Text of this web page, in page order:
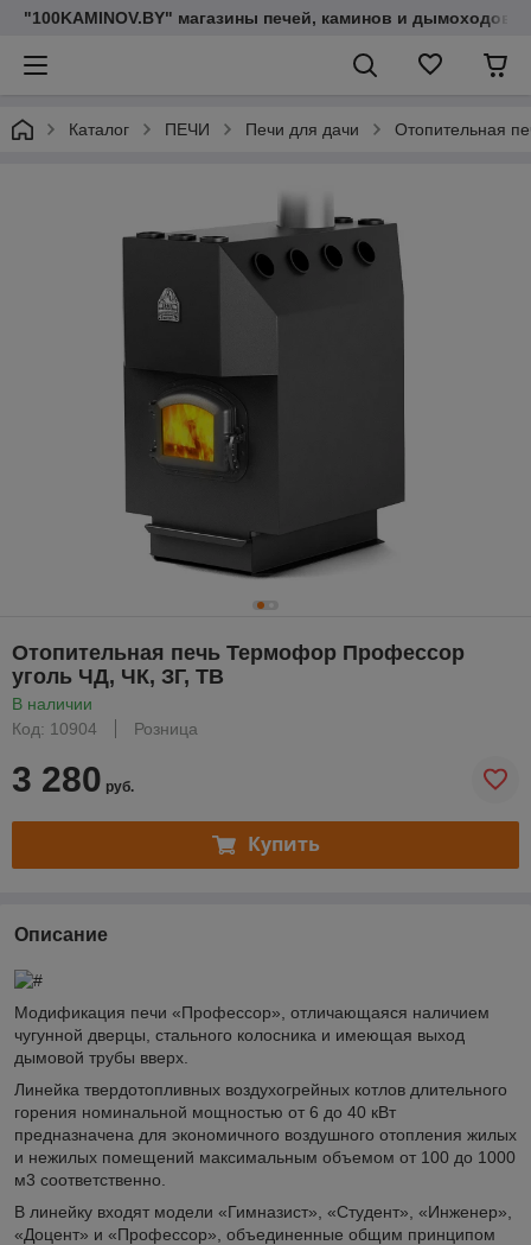
"100KAMINOV.BY" магазины печей, каминов и дымоходов
Каталог ПЕЧИ Печи для дачи Отопительная
Отопительная печь Термофор Профессор
уголь ЧД, ЧК, ЗГ, ТВ
В наличии
Код: 10904
Розница
3 280 руб.
Купить
Описание
Модификация печи «Профессор», отличающаяся наличием
чугунной дверцы, стального колосника и имеющая выход
дымовой трубы вверх.
Линейка твердотопливных воздухогрейных котлов длительного
горения номинальной мощностью от 6 до 40 кВт
предназначена для экономичного воздушного отопления жилых
и нежилых помещений максимальным объемом от 100 до 1000
м3 соответственно.
В линейку входят модели «Гимназист», «Студент», «Инженер»,
«Доцент» и «Профессор», объединенные общим принципом